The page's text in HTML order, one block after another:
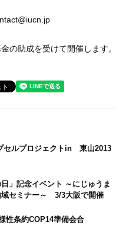
の助成を受けて開催します。
セルプロジェクトin 東山2013
日」記念イベント ～にじゅうま
域セミナー～ 3/3大阪で開催
性条約COP14準備会合